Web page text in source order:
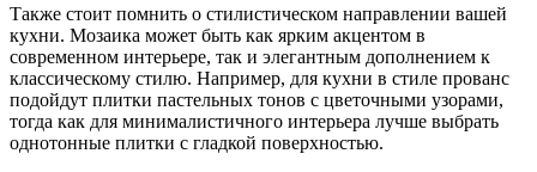
Также стоит помнить о стилистическом направлении вашей
кухни. Мозаика может быть как ярким акцентом в
современном интерьере, так и элегантным дополнением к
классическому стилю. Например, для кухни в стиле прованс
подойдут плитки пастельных тонов с цветочными узорами,
тогда как для минималистичного интерьера лучше выбрать
однотонные плитки с гладкой поверхностью.